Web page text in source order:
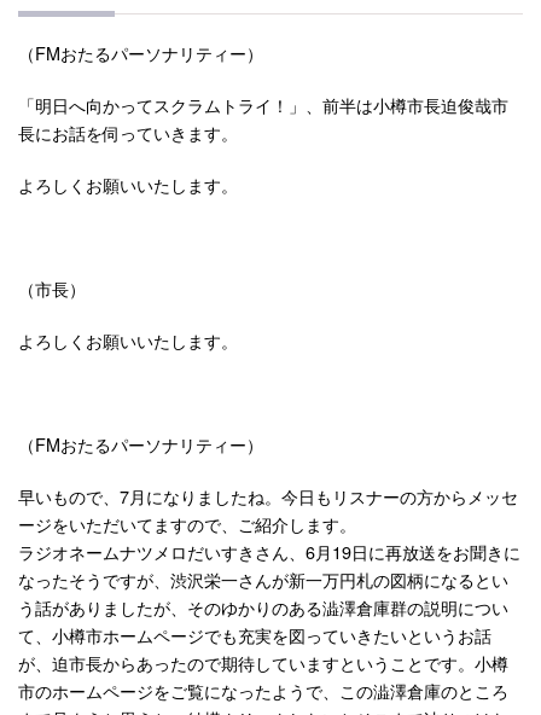
（FMおたるパーソナリティー）
「明日へ向かってスクラムトライ！」、前半は小樽市長迫俊哉市
長にお話を伺っていきます。
よろしくお願いいたします。
（市長）
よろしくお願いいたします。
（FMおたるパーソナリティー）
早いもので、7月になりましたね。今日もリスナーの方からメッセ
ージをいただいてますので、ご紹介します。
ラジオネームナツメロだいすきさん、6月19日に再放送をお聞きに
なったそうですが、渋沢栄一さんが新一万円札の図柄になるとい
う話がありましたが、そのゆかりのある澁澤倉庫群の説明につい
て、小樽市ホームページでも充実を図っていきたいというお話
が、迫市長からあったので期待していますということです。小樽
市のホームページをご覧になったようで、この澁澤倉庫のところ